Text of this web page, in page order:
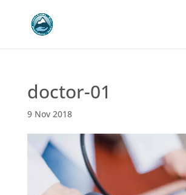
doctor-01
9 Nov 2018